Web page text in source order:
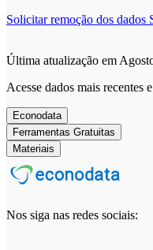
Solicitar remoção dos dados
Última atualização em
Acesse dados mais recentes
Econodata
Ferramentas Gratuitas
Materiais
Nos siga nas redes sociais: